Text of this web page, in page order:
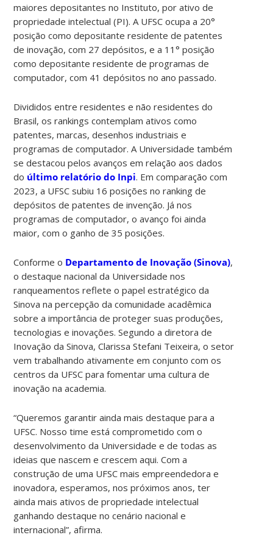
maiores depositantes no Instituto, por ativo de
propriedade intelectual (PI). A UFSC ocupa a 20°
posição como depositante residente de patentes
de inovação, com 27 depósitos, e a 11° posição
como depositante residente de programas de
computador, com 41 depósitos no ano passado.
Divididos entre residentes e não residentes do
Brasil, os rankings contemplam ativos como
patentes, marcas, desenhos industriais e
programas de computador. A Universidade também
se destacou pelos avanços em relação aos dados
do último relatório do Inpi. Em comparação com
2023, a UFSC subiu 16 posições no ranking de
depósitos de patentes de invenção. Já nos
programas de computador, o avanço foi ainda
maior, com o ganho de 35 posições.
Conforme o Departamento de Inovação (Sinova),
o destaque nacional da Universidade nos
ranqueamentos reflete o papel estratégico da
Sinova na percepção da comunidade acadêmica
sobre a importância de proteger suas produções,
tecnologias e inovações. Segundo a diretora de
Inovação da Sinova, Clarissa Stefani Teixeira, o setor
vem trabalhando ativamente em conjunto com os
centros da UFSC para fomentar uma cultura de
inovação na academia.
“Queremos garantir ainda mais destaque para a
UFSC. Nosso time está comprometido com o
desenvolvimento da Universidade e de todas as
ideias que nascem e crescem aqui. Com a
construção de uma UFSC mais empreendedora e
inovadora, esperamos, nos próximos anos, ter
ainda mais ativos de propriedade intelectual
ganhando destaque no cenário nacional e
internacional”, afirma.